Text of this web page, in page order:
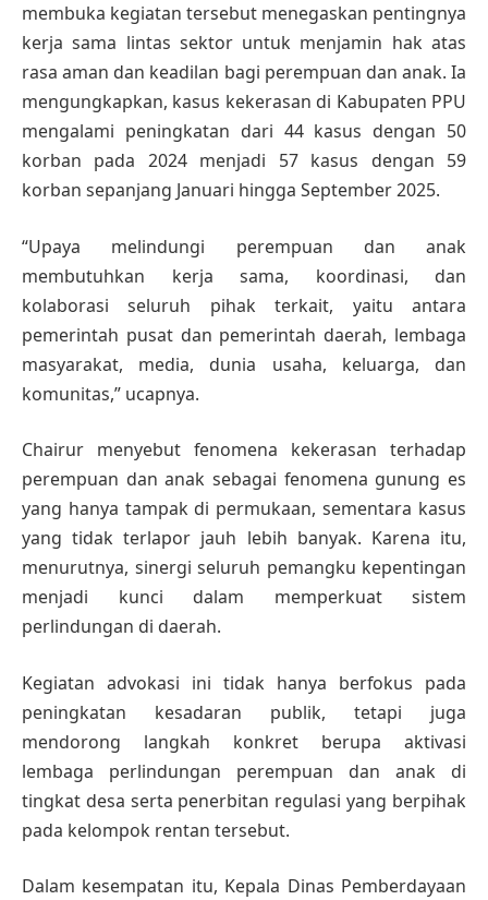
membuka kegiatan tersebut menegaskan pentingnya
kerja sama lintas sektor untuk menjamin hak atas
rasa aman dan keadilan bagi perempuan dan anak. Ia
mengungkapkan, kasus kekerasan di Kabupaten PPU
mengalami peningkatan dari 44 kasus dengan 50
korban pada 2024 menjadi 57 kasus dengan 59
korban sepanjang Januari hingga September 2025.
“Upaya melindungi perempuan dan anak
membutuhkan kerja sama, koordinasi, dan
kolaborasi seluruh pihak terkait, yaitu antara
pemerintah pusat dan pemerintah daerah, lembaga
masyarakat, media, dunia usaha, keluarga, dan
komunitas,” ucapnya.
Chairur menyebut fenomena kekerasan terhadap
perempuan dan anak sebagai fenomena gunung es
yang hanya tampak di permukaan, sementara kasus
yang tidak terlapor jauh lebih banyak. Karena itu,
menurutnya, sinergi seluruh pemangku kepentingan
menjadi kunci dalam memperkuat sistem
perlindungan di daerah.
Kegiatan advokasi ini tidak hanya berfokus pada
peningkatan kesadaran publik, tetapi juga
mendorong langkah konkret berupa aktivasi
lembaga perlindungan perempuan dan anak di
tingkat desa serta penerbitan regulasi yang berpihak
pada kelompok rentan tersebut.
Dalam kesempatan itu, Kepala Dinas Pemberdayaan